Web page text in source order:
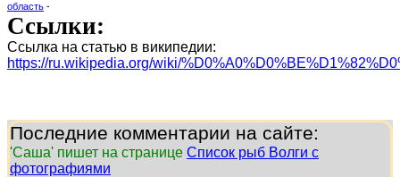
область -
Ссылки:
Ссылка на статью в википедии:
https://ru.wikipedia.org/wiki/
Последние комментарии на сайте:
'Саша' пишет на странице Список рыб Волги с
фотографиями